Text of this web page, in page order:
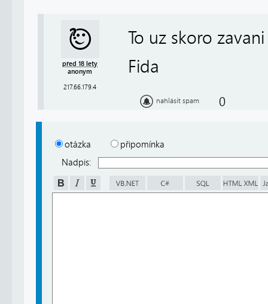
před 18 lety
anonym
217.66.179.4
To uz skoro
Fida
nahlásit spam 0
otázka
připomínka
Nadpis: